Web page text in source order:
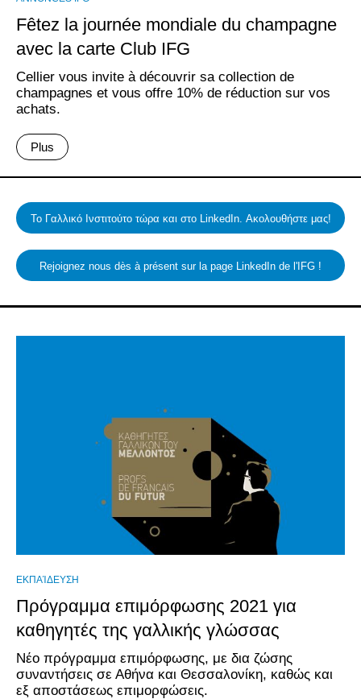
Fêtez la journée mondiale du champagne
avec la carte Club IFG
Cellier vous invite à découvrir sa collection de
champagnes et vous offre 10% de réduction sur vos
achats.
Plus
Το Γαλλικό Ινστιτούτο τώρα και στο LinkedIn. Ακολουθήστε μας!
Rejoignez nous dès à présent sur la page LinkedIn de l'IFG !
ΕΚΠΑΊΔΕΥΣΗ
Πρόγραμμα επιμόρφωσης 2021 για
καθηγητές της γαλλικής γλώσσας
Νέο πρόγραμμα επιμόρφωσης, με δια ζώσης
συναντήσεις σε Αθήνα και Θεσσαλονίκη, καθώς και
εξ αποστάσεως επιμορφώσεις.